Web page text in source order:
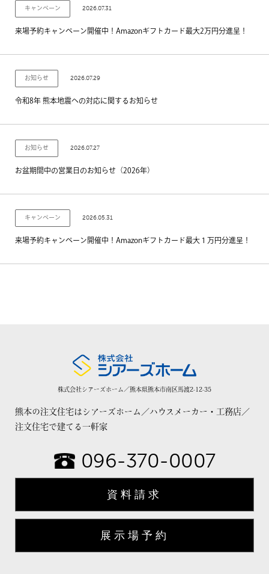
キャンペーン 2026.07.31
来場予約キャンペーン開催中！Amazonギフトカード最大2万円分進呈！
お知らせ 2026.07.29
令和8年 熊本地震への対応に関するお知らせ
お知らせ 2026.07.27
お盆期間中の営業日のお知らせ（2026年）
キャンペーン 2026.05.31
来場予約キャンペーン開催中！Amazonギフトカード最大１万円分進呈！
株式会社シアーズホーム／熊本県熊本市南区馬渡2-12-35
熊本の注文住宅はシアーズホーム／ハウスメーカー・工務店／
注文住宅で建てる一軒家
096-370-0007
資料請求
展示場予約